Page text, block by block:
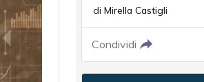
di Mirella Castigli
Condividi